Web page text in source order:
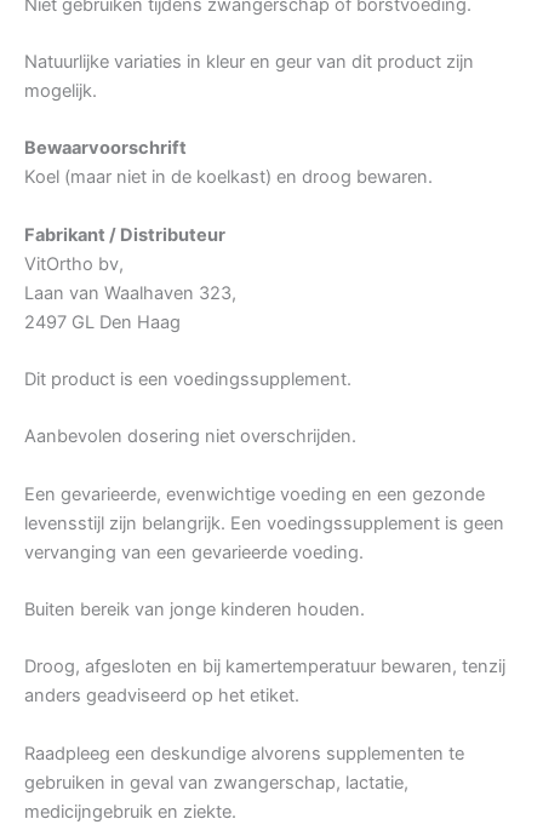
Niet gebruiken tijdens zwangerschap of borstvoeding.
Natuurlijke variaties in kleur en geur van dit product zijn
mogelijk.
Bewaarvoorschrift
Koel (maar niet in de koelkast) en droog bewaren.
Fabrikant / Distributeur
VitOrtho bv,
Laan van Waalhaven 323,
2497 GL Den Haag
Dit product is een voedingssupplement.
Aanbevolen dosering niet overschrijden.
Een gevarieerde, evenwichtige voeding en een gezonde
levensstijl zijn belangrijk. Een voedingssupplement is geen
vervanging van een gevarieerde voeding.
Buiten bereik van jonge kinderen houden.
Droog, afgesloten en bij kamertemperatuur bewaren, tenzij
anders geadviseerd op het etiket.
Raadpleeg een deskundige alvorens supplementen te
gebruiken in geval van zwangerschap, lactatie,
medicijngebruik en ziekte.